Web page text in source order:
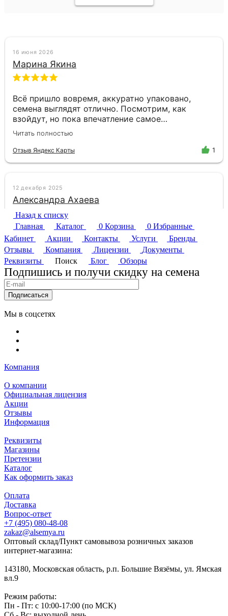
Назад к списку
Главная
Каталог 0 Корзина 0 Избранные
Кабинет
Акции Контакты Услуги
Бренды
Отзывы
Компания Лицензии
Документы
Реквизиты
Поиск Блог Обзоры
Подпишись и получи скидку на семена
Подписаться
Мы в соцсетях
Компания
О компании
Официальная лицензия
Акции
Отзывы
Информация
Реквизиты
Магазины
Претензии
Каталог
Как оформить заказ
Оплата
Доставка
Вопрос-ответ
+7 (495) 080-48-08
zakaz@alsemya.ru
Оптовый склад/Пункт самовывоза розничных заказов
интернет-магазина:
143180, Московская область, р.п. Большие Вязёмы, ул. Ямская
вл.9
Режим работы:
Пн - Пт: с 10:00-17:00 (по МСК)